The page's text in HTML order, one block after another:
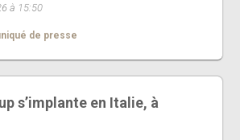
à 15:50
de presse
s’implante en Italie, à